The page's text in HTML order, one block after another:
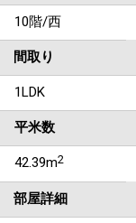
10階/西
間取り
1LDK
平米数
42.39m2
部屋詳細